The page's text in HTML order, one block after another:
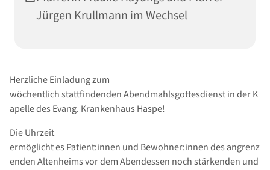
Jürgen Krullmann im Wechsel
Herzliche Einladung zum
wöchentlich stattfindenden Abendmahlsgottesdienst in der K
apelle des Evang. Krankenhaus Haspe!
Die Uhrzeit
ermöglicht es Patient:innen und Bewohner:innen des angrenz
enden Altenheims vor dem Abendessen noch stärkenden und